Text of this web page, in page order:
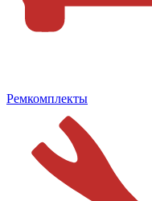
Ремкомплекты